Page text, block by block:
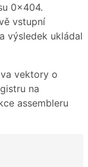
0x404.
vstupní
výsledek ukládal
vektory o
na
assembleru